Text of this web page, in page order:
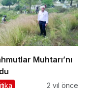
Muhtarı’nı
2 yıl önce